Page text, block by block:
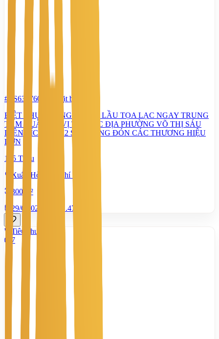
#TS63376080
Mặt bằng
BIỆT THỰ KHỦNG TRỆT 4 LẦU TỌA LẠC NGAY TRUNG
TÂM QUẬN 3 – VỊ TRÍ ĐẮC ĐỊA PHƯỜNG VÕ THỊ SÁU
DIỆN TÍCH 300M2 SẴN SÀNG ĐÓN CÁC THƯƠNG HIỆU
LỚN
175 Triệu
Xuân Hòa, Hồ Chí Minh
300 m²
29/6/2026
1.471
Tiêu chuẩn
7